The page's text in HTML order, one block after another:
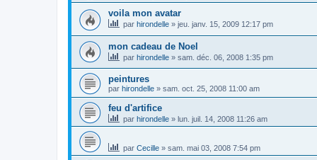
voila mon avatar
par hirondelle » jeu. janv. 15, 2009 12:17 pm
mon cadeau de Noel
par hirondelle » sam. déc. 06, 2008 1:35 pm
peintures
par hirondelle » sam. oct. 25, 2008 11:00 am
feu d'artifice
par hirondelle » lun. juil. 14, 2008 11:26 am
par Cecille » sam. mai 03, 2008 7:54 pm